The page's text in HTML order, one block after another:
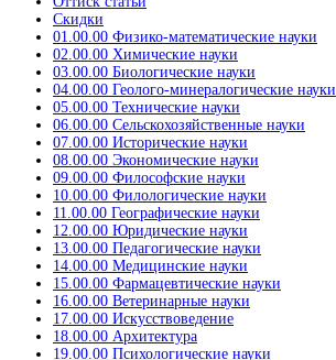
Скидки
01.00.00 Физико-математические науки
02.00.00 Химические науки
03.00.00 Биологические науки
04.00.00 Геолого-минералогические науки
05.00.00 Технические науки
06.00.00 Сельскохозяйственные науки
07.00.00 Исторические науки
08.00.00 Экономические науки
09.00.00 Философские науки
10.00.00 Филологические науки
11.00.00 Географические науки
12.00.00 Юридические науки
13.00.00 Педагогические науки
14.00.00 Медицинские науки
15.00.00 Фармацевтические науки
16.00.00 Ветеринарные науки
17.00.00 Искусствоведение
18.00.00 Архитектура
19.00.00 Психологические науки